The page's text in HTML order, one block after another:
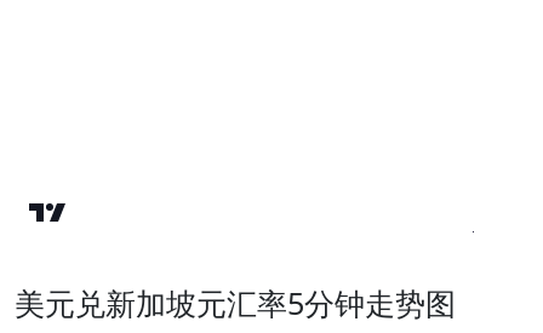
美元兑新加坡元汇率5分钟走势图